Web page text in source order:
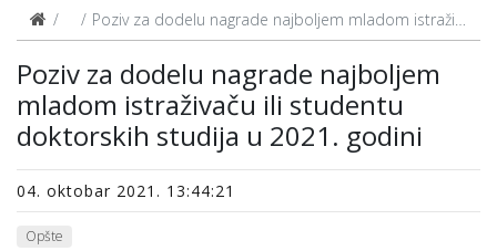
VestiPoziv za dodelu nagrade najboljem mladom istraživaču ili studentu doktorskih studija u 2021. godini
Poziv za dodelu nagrade najboljem
mladom istraživaču ili studentu
doktorskih studija u 2021. godini
04. oktobar 2021. 13:44:21
Opšte